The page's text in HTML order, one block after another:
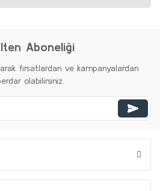
Aboneliği
fırsatlardan ve kampanyalardan
olabilirsiniz.